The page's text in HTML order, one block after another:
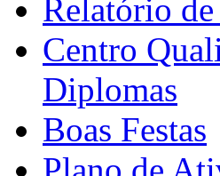
Relatório
Centro
Diplomas
Boas Festas